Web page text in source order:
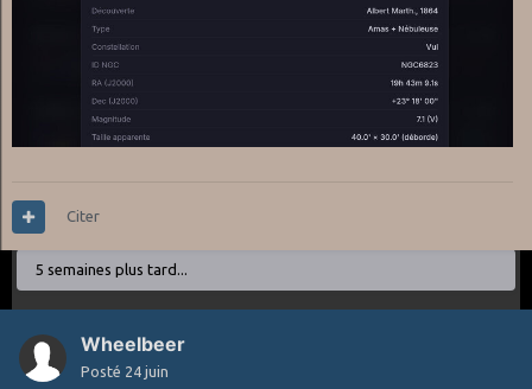
Citer
5 semaines plus tard...
Wheelbeer
Posté 24 juin